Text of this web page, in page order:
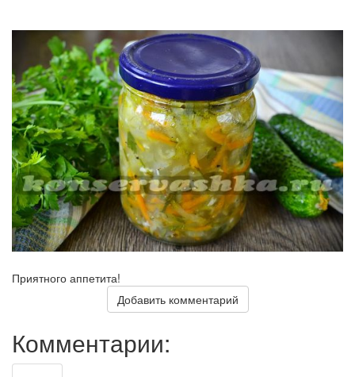
Приятного аппетита!
Добавить комментарий
Комментарии: